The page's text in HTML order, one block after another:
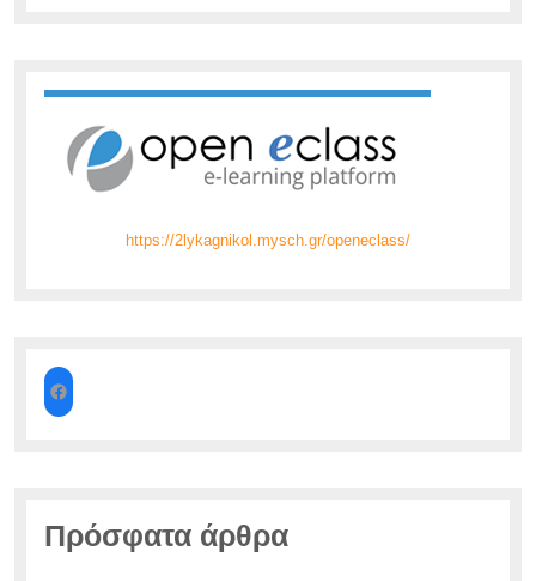
https://2lykagnikol.mysch.gr/openeclass/
Πρόσφατα άρθρα